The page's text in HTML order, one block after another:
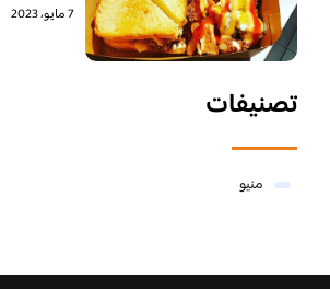
7 مايو، 2023
تصنيفات
منيو